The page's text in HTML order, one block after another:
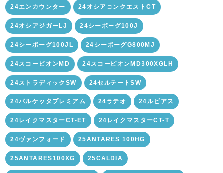
24エンカウンター 24オシアコンクエストCT
24オシアジガーLJ 24シーボーグ100J
24シーボーグ100JL 24シーボーグG800MJ
24スコーピオンMD 24スコーピオンMD300XGLH
24ストラディックSW 24セルテートSW
24バルケッタプレミアム 24ラテオ 24ルビアス
24レイクマスターCT-ET 24レイクマスターCT-T
24ヴァンフォード 25ANTARES 100HG
25ANTARES100XG 25CALDIA